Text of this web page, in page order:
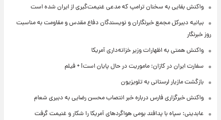
واکنش بقایی به سخنان ترامپ که مدعی غنیمت‌گیری از ایران شده است
بیانیه دبیرکل مجمع خبرنگاران و نویسندگان دفاع مقدس و مقاومت به مناسبت
روز خبرنگار
واکنش همتی به اظهارات وزیر خزانه‌داری آمریکا
سفارت ایران در کازان: ماموریت در حال پایان است! + فیلم
بازگشت مازیار لرستانی به تلویزیون
واکنش خبرگزاری فارس درباره خبر انتصاب محسن رضایی به دبیری شعام
عابدینی: سپاه با پدافند بومی هواگردهای آمریکا را شکار و غنیمت گرفت